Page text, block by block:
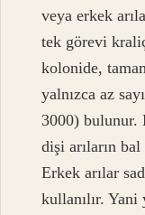
veya erkek
tek görevi
kolonide,
yalnızca az
3000) bulunur.
dişi arıların
Erkek arılar
kullanılır.